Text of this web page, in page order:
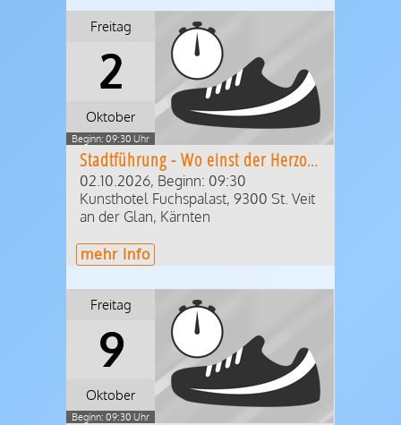
Freitag
2
Oktober
Beginn: 09:30 Uhr
Stadtführung - Wo einst der Herzog residierte
02.10.2026, Beginn: 09:30
Kunsthotel Fuchspalast, 9300 St. Veit
an der Glan, Kärnten
mehr Info
Freitag
9
Oktober
Beginn: 09:30 Uhr